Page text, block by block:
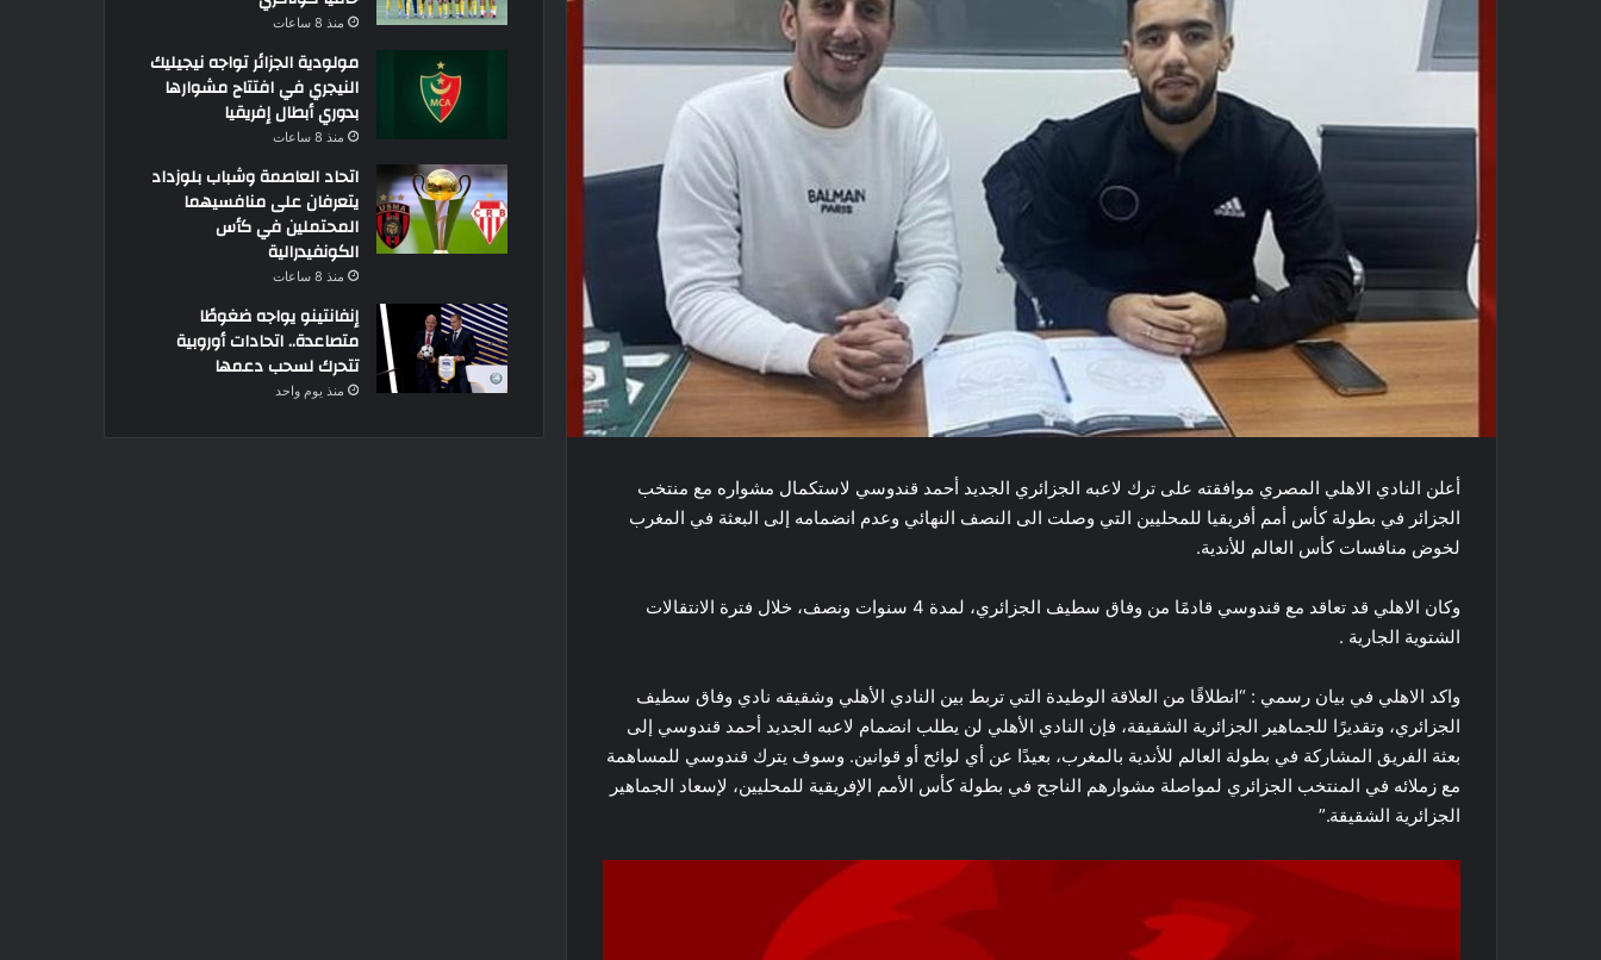
أعلن النادي ​الاهلي المصري​ موافقته على ترك لاعبه الجزائري الجديد ​أحمد قندوسي​ لاستكمال مشواره مع منتخب
الجزائر في بطولة ​كأس أمم أفريقيا للمحليين​ التي وصلت الى النصف النهائي وعدم انضمامه إلى البعثة في المغرب
لخوض منافسات ​كأس العالم للأندية​.
وكان الاهلي قد تعاقد مع قندوسي قادمًا من وفاق سطيف الجزائري، لمدة 4 سنوات ونصف، خلال فترة الانتقالات
الشتوية الجارية .
واكد الاهلي في بيان رسمي : “انطلاقًا من العلاقة الوطيدة التي تربط بين النادي الأهلي وشقيقه نادي وفاق سطيف
الجزائري، وتقديرًا للجماهير الجزائرية الشقيقة، فإن النادي الأهلي لن يطلب انضمام لاعبه الجديد أحمد قندوسي إلى
بعثة الفريق المشاركة في بطولة العالم للأندية بالمغرب، بعيدًا عن أي لوائح أو قوانين. وسوف يترك قندوسي للمساهمة
مع زملائه في المنتخب الجزائري لمواصلة مشوارهم الناجح في بطولة كأس الأمم الإفريقية للمحليين، لإسعاد الجماهير
الجزائرية الشقيقة.”
منذ 8 ساعات
مولودية الجزائر تواجه نيجيليك
النيجري في افتتاح مشوارها
بدوري أبطال إفريقيا
منذ 8 ساعات
اتحاد العاصمة وشباب بلوزداد
يتعرفان على منافسيهما
المحتملين في كأس
الكونفيدرالية
منذ 8 ساعات
إنفانتينو يواجه ضغوطًا
متصاعدة.. اتحادات أوروبية
تتحرك لسحب دعمها
منذ يوم واحد